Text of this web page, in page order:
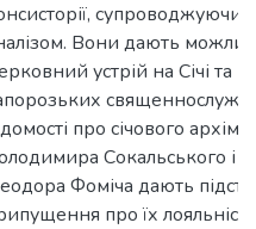
супроводжуючи
Вони дають
устрій на Січі та
про січового
Сокальського і
Фоміча дають
про їх